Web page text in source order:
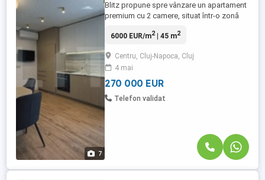
7
Blitz propune spre vânzare un apartament
premium cu 2 camere, situat într-o zonă
ideal atât pentru locuire, cât și pentru
designul modern, finisajele de înaltă
calitate și compartimentarea eficientă: 2
dormitoare, living ...
6000 EUR/m2| 45 m2
Centru, Cluj-Napoca, Cluj
4 mai
270 000 EUR
Telefon validat